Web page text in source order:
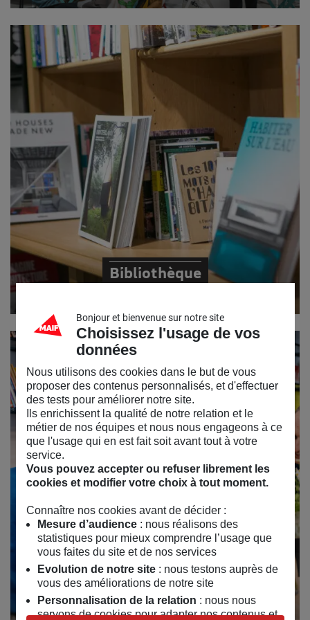
Bibliothèque
Espace De Coworking
Bonjour et bienvenue sur notre site
Choisissez l'usage de vos
données
Nous utilisons des cookies dans le but de vous
proposer des contenus personnalisés, et d'effectuer
des tests pour améliorer notre site.
Ils enrichissent la qualité de notre relation et le
métier de nos équipes et nous nous engageons à ce
que l'usage qui en est fait soit avant tout à votre
service.
Vous pouvez accepter ou refuser librement les
cookies et modifier votre choix à tout moment.
Connaître nos cookies avant de décider :
Mesure d’audience: nous réalisons des
statistiques pour mieux comprendre l’usage que
vous faites du site et de nos services
Evolution de notre site: nous testons auprès de
vous des améliorations de notre site
Personnalisation de la relation : nous nous
servons de cookies pour adapter nos contenus et